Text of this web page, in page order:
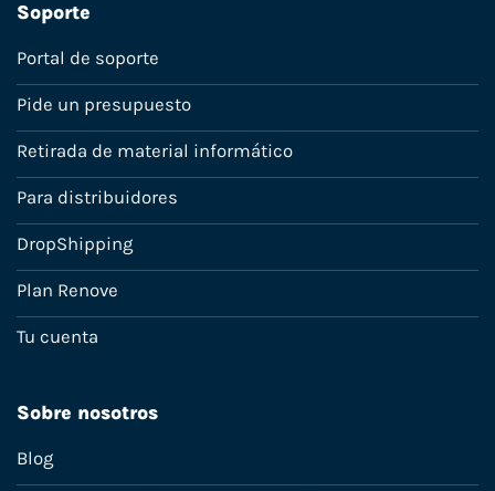
Soporte
Portal de soporte
Pide un presupuesto
Retirada de material informático
Para distribuidores
DropShipping
Plan Renove
Tu cuenta
Sobre nosotros
Blog